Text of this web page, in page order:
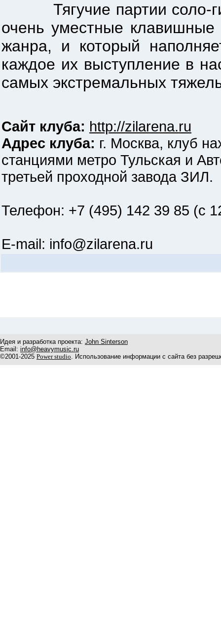
Тягучие партии соло-
очень уместные клавишные
жанра, и который
каждое их выступление в
самых экстремальных
Сайт клуба: http://zilarena.ru
Адрес клуба: г. Москва, клуб
станциями метро Тульская и
третьей проходной завода ЗИЛ.
Телефон: +7 (495) 142 39 85 (c
E-mail: info@zilarena.ru
Идея и разработка проекта: John Sinterson
Email: info@heavymusic.ru
©2001-2025 Power studio. Использование информации с сайта без